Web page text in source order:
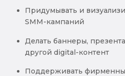
Придумывать и
SMM-кампаний
Делать баннеры,
другой digital-контент
Поддерживать